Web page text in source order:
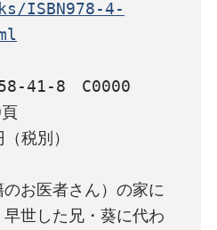
ISBN978-4-
41-8　C0000
税別）
お医者さん）の家に
世した兄・葵に代わ